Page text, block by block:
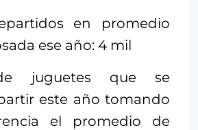
en promedio
ese año: 4 mil
juguetes que se
este año tomando
el promedio de